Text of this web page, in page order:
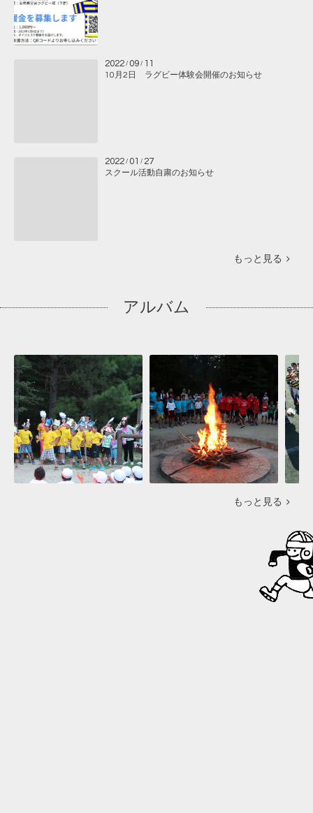
2022 / 09 / 11
10月2日 ラグビー体験会開催のお知らせ
2022 / 01 / 27
スクール活動自粛のお知らせ
もっと見る
アルバム
もっと見る